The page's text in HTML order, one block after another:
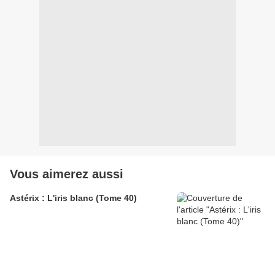
Vous aimerez aussi
Astérix : L'iris blanc (Tome 40)